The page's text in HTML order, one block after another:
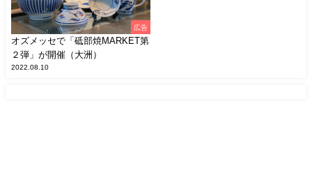
広告
オズメッセで「砥部焼MARKET第
２弾」が開催（大洲）
2022.08.10